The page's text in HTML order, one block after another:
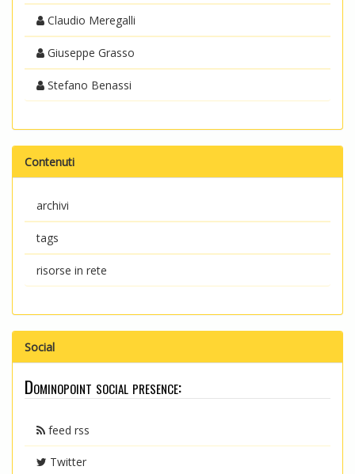
Claudio Meregalli
Giuseppe Grasso
Stefano Benassi
Contenuti
archivi
tags
risorse in rete
Social
Dominopoint social presence:
feed rss
Twitter